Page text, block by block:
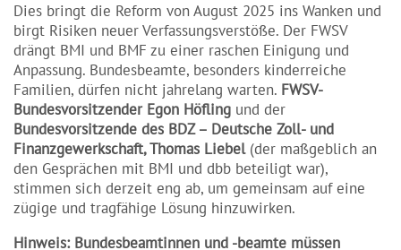
Dies bringt die Reform von August 2025 ins Wanken und
birgt Risiken neuer Verfassungsverstöße. Der FWSV
drängt BMI und BMF zu einer raschen Einigung und
Anpassung. Bundesbeamte, besonders kinderreiche
Familien, dürfen nicht jahrelang warten. FWSV-
Bundesvorsitzender Egon Höfling und der
Bundesvorsitzende des BDZ – Deutsche Zoll- und
Finanzgewerkschaft, Thomas Liebel(der maßgeblich an
den Gesprächen mit BMI und dbb beteiligt war),
stimmen sich derzeit eng ab, um gemeinsam auf eine
zügige und tragfähige Lösung hinzuwirken.
Hinweis: Bundesbeamtinnen und -beamte müssen